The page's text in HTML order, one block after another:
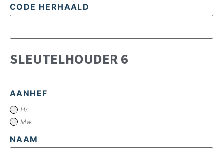
CODE HERHAALD
SLEUTELHOUDER 6
AANHEF
Hr.
Mw.
NAAM